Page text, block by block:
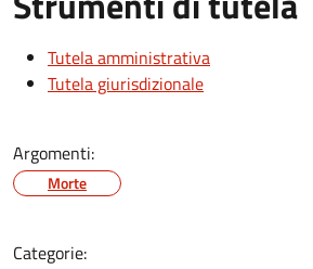
Tutela amministrativa
Tutela giurisdizionale
Argomenti:
Morte
Categorie: